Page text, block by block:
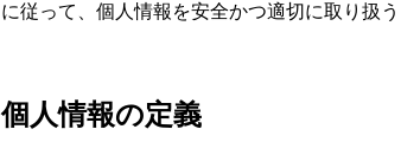
に従って、個人情報を安全かつ適切に取り扱
個人情報の定義